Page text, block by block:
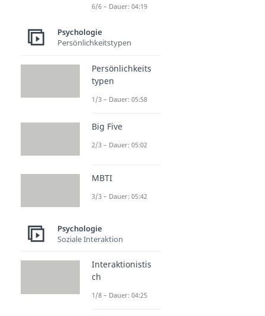
6/6 – Dauer: 04:19
Psychologie
Persönlichkeitstypen
Persönlichkeits
typen
1/3 – Dauer: 05:58
Big Five
2/3 – Dauer: 05:02
MBTI
3/3 – Dauer: 05:42
Psychologie
Soziale Interaktion
Interaktionistis
ch
1/8 – Dauer: 04:25